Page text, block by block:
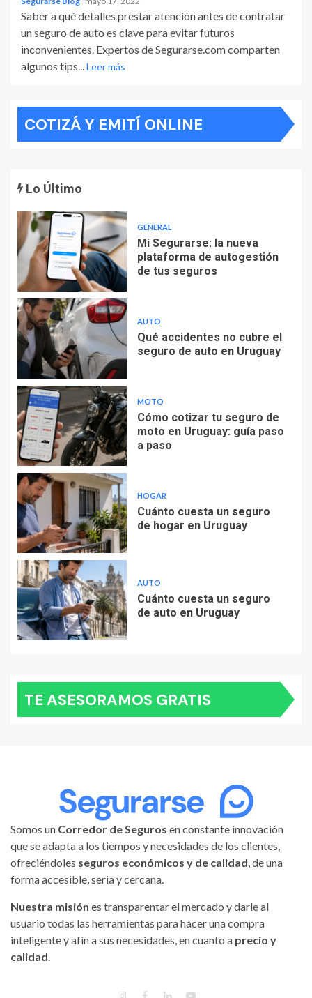
Saber a qué detalles prestar atención antes de contratar
un seguro de auto es clave para evitar futuros
inconvenientes. Expertos de Segurarse.com comparten
algunos tips...Leer más
COTIZÁ Y EMITÍ ONLINE
Lo Último
GENERAL
Mi Segurarse: la nueva
plataforma de autogestión
de tus seguros
AUTO
Qué accidentes no cubre el
seguro de auto en Uruguay
MOTO
Cómo cotizar tu seguro de
moto en Uruguay: guía paso
a paso
HOGAR
Cuánto cuesta un seguro
de hogar en Uruguay
AUTO
Cuánto cuesta un seguro
de auto en Uruguay
TE ASESORAMOS GRATIS
Somos un Corredor de Seguros en constante innovación
que se adapta a los tiempos y necesidades de los clientes,
ofreciéndoles seguros económicos y de calidad, de una
forma accesible, seria y cercana.
Nuestra misión es transparentar el mercado y darle al
usuario todas las herramientas para hacer una compra
inteligente y afín a sus necesidades, en cuanto a precio y
calidad.